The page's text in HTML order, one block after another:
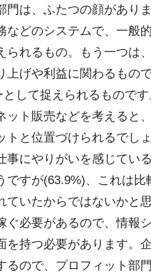
門は、ふたつの顔があり
などのシステムで、一般
られるもの。もう一つは
上げや利益に関わるもの
して捉えられるもので
ット販売などを考えると
トと位置づけられるでし
事にやりがいを感じてい
ですが(63.9%)、これは比
ていたからではないかと
ぐ必要があるので、情報
を持つ必要があります。
るので、プロフィット部